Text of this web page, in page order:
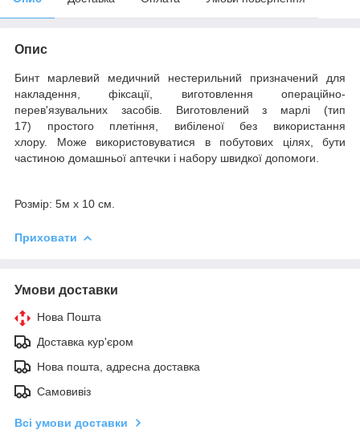
Опис
Бинт марлевий медичний нестерильний призначений для
накладення, фіксації, виготовлення операційно-
перев'язувальних засобів. Виготовлений з марлі (тип
17) простого плетіння, вибіленої без використання
хлору. Може використовуватися в побутових цілях, бути
частиною домашньої аптечки і набору швидкої допомоги.
Розмір: 5м х 10 см.
Приховати
Умови доставки
Нова Пошта
Доставка кур'єром
Нова пошта, адресна доставка
Самовивіз
Всі умови доставки